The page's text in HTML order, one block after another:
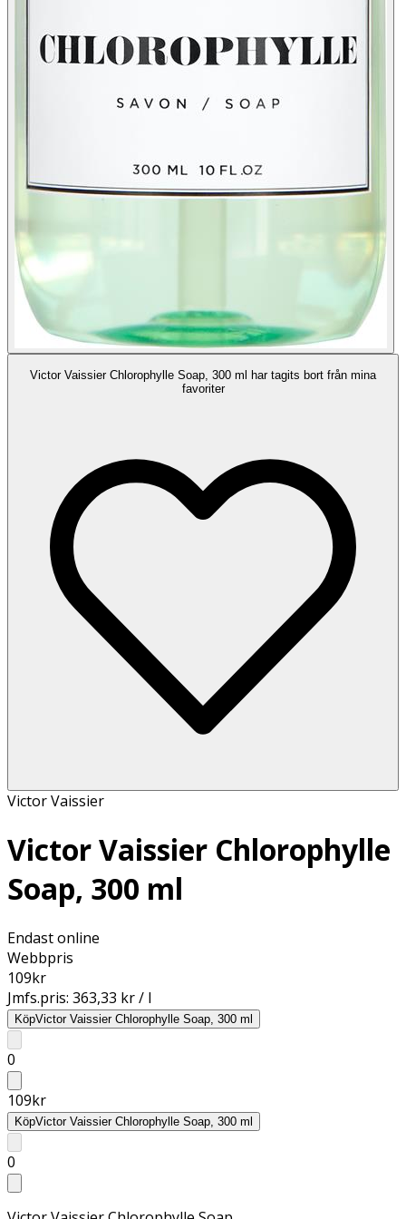
Victor Vaissier Chlorophylle Soap, 300 ml har tagits bort från mina
favoriter
Victor Vaissier
Victor Vaissier Chlorophylle
Soap, 300 ml
Endast online
Webbpris
109kr
Jmfs.pris: 363,33 kr / l
KöpVictor Vaissier Chlorophylle Soap, 300 ml
0
109kr
KöpVictor Vaissier Chlorophylle Soap, 300 ml
0